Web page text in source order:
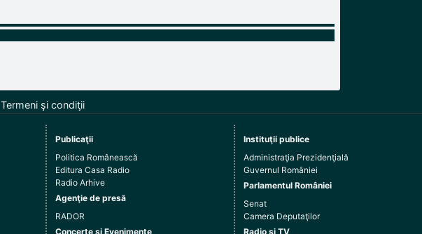
Termeni şi condiţii
Publicaţii
Politica Românească
Editura Casa Radio
Radio Arhive
Agenţie de presă
RADOR
Concerte şi Evenimente
Instituţii publice
Administraţia Prezidenţială
Guvernul României
Parlamentul României
Senat
Camera Deputaţilor
Radio şi TV